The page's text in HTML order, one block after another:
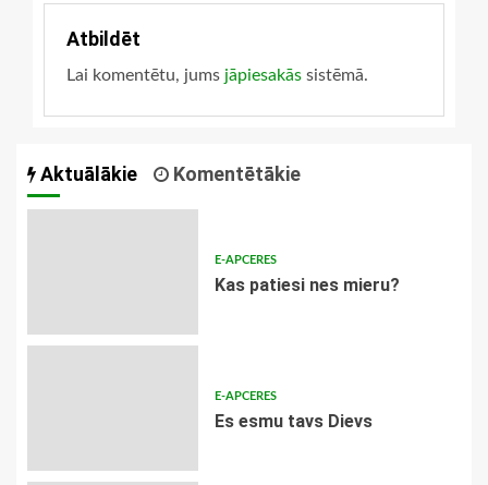
Atbildēt
Lai komentētu, jums jāpiesakās sistēmā.
Aktuālākie Komentētākie
E-APCERES
​Kas patiesi nes mieru?
E-APCERES
Es esmu tavs Dievs